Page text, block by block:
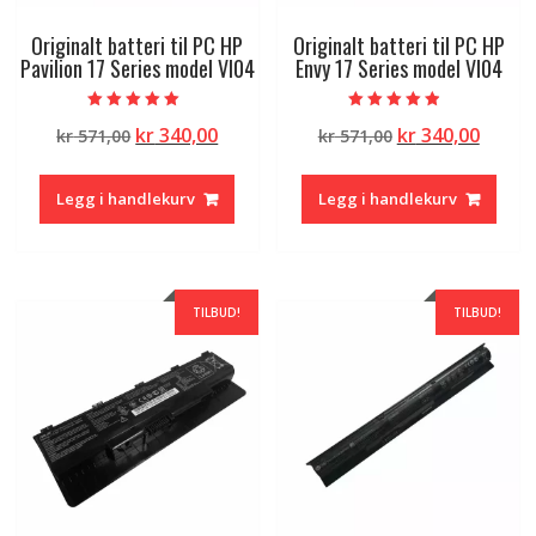
Originalt batteri til PC HP
Pavilion 17 Series model VI04
5.00
av 5
kr571,00 Opprinnelig
var:
kr 571,00.
kr340,00Nåværende
kr 340,00.
Legg i handlekurv
Originalt batteri til PC HP
Envy 17 Series model VI04
4.50
av 5
kr571,00 Opprinnelig
var:
kr 571,00.
kr340,00
kr
Legg i handlekurv
TILBUD! TILBUD!